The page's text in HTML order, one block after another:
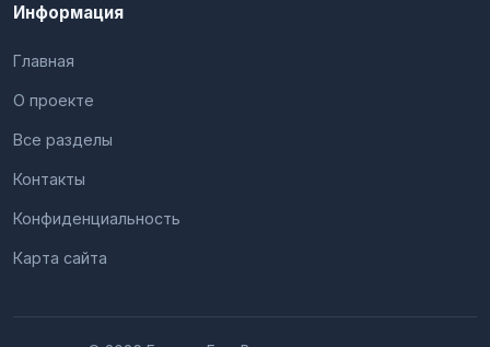
Информация
Главная
О проекте
Все разделы
Контакты
Конфиденциальность
Карта сайта